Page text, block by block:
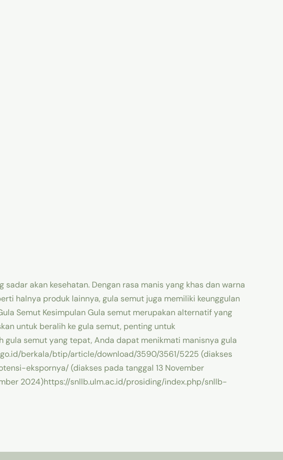
akan kesehatan. Dengan rasa manis yang khas dan warna
halnya produk lainnya, gula semut juga memiliki keunggulan
Semut Kesimpulan Gula semut merupakan alternatif yang
untuk beralih ke gula semut, penting untuk
gula semut yang tepat, Anda dapat menikmati manisnya gula
berkala/btip/article/download/3590/3561/5225 (diakses
ekspornya/ (diakses pada tanggal 13 November
2024)https://snllb.ulm.ac.id/prosiding/index.php/snllb-